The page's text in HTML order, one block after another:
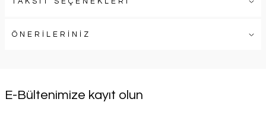
ÖNERİLERİNİZ
E-Bültenimize kayıt olun